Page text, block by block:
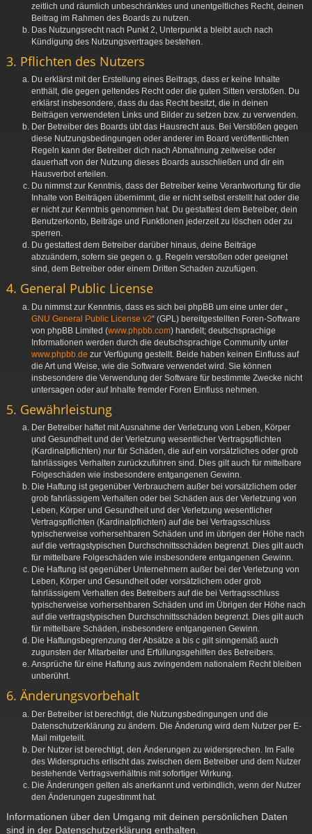
zeitlich und räumlich unbeschränktes und unentgeltliches Recht, deinen
Beitrag im Rahmen des Boards zu nutzen.
Das Nutzungsrecht nach Punkt 2, Unterpunkt a bleibt auch nach
Kündigung des Nutzungsvertrages bestehen.
3. Pflichten des Nutzers
Du erklärst mit der Erstellung eines Beitrags, dass er keine Inhalte
enthält, die gegen geltendes Recht oder die guten Sitten verstoßen. Du
erklärst insbesondere, dass du das Recht besitzt, die in deinen
Beiträgen verwendeten Links und Bilder zu setzen bzw. zu verwenden.
Der Betreiber des Boards übt das Hausrecht aus. Bei Verstößen gegen
diese Nutzungsbedingungen oder anderer im Board veröffentlichten
Regeln kann der Betreiber dich nach Abmahnung zeitweise oder
dauerhaft von der Nutzung dieses Boards ausschließen und dir ein
Hausverbot erteilen.
Du nimmst zur Kenntnis, dass der Betreiber keine Verantwortung für die
Inhalte von Beiträgen übernimmt, die er nicht selbst erstellt hat oder die
er nicht zur Kenntnis genommen hat. Du gestattest dem Betreiber, dein
Benutzerkonto, Beiträge und Funktionen jederzeit zu löschen oder zu
sperren.
Du gestattest dem Betreiber darüber hinaus, deine Beiträge
abzuändern, sofern sie gegen o. g. Regeln verstoßen oder geeignet
sind, dem Betreiber oder einem Dritten Schaden zuzufügen.
4. General Public License
Du nimmst zur Kenntnis, dass es sich bei phpBB um eine unter der „
GNU General Public License v2“ (GPL) bereitgestellten Foren-Software
von phpBB Limited (www.phpbb.com) handelt; deutschsprachige
Informationen werden durch die deutschsprachige Community unter
www.phpbb.de zur Verfügung gestellt. Beide haben keinen Einfluss auf
die Art und Weise, wie die Software verwendet wird. Sie können
insbesondere die Verwendung der Software für bestimmte Zwecke nicht
untersagen oder auf Inhalte fremder Foren Einfluss nehmen.
5. Gewährleistung
Der Betreiber haftet mit Ausnahme der Verletzung von Leben, Körper
und Gesundheit und der Verletzung wesentlicher Vertragspflichten
(Kardinalpflichten) nur für Schäden, die auf ein vorsätzliches oder grob
fahrlässiges Verhalten zurückzuführen sind. Dies gilt auch für mittelbare
Folgeschäden wie insbesondere entgangenen Gewinn.
Die Haftung ist gegenüber Verbrauchern außer bei vorsätzlichem oder
grob fahrlässigem Verhalten oder bei Schäden aus der Verletzung von
Leben, Körper und Gesundheit und der Verletzung wesentlicher
Vertragspflichten (Kardinalpflichten) auf die bei Vertragsschluss
typischerweise vorhersehbaren Schäden und im übrigen der Höhe nach
auf die vertragstypischen Durchschnittsschäden begrenzt. Dies gilt auch
für mittelbare Folgeschäden wie insbesondere entgangenen Gewinn.
Die Haftung ist gegenüber Unternehmern außer bei der Verletzung von
Leben, Körper und Gesundheit oder vorsätzlichem oder grob
fahrlässigem Verhalten des Betreibers auf die bei Vertragsschluss
typischerweise vorhersehbaren Schäden und im Übrigen der Höhe nach
auf die vertragstypischen Durchschnittsschäden begrenzt. Dies gilt auch
für mittelbare Schäden, insbesondere entgangenen Gewinn.
Die Haftungsbegrenzung der Absätze a bis c gilt sinngemäß auch
zugunsten der Mitarbeiter und Erfüllungsgehilfen des Betreibers.
Ansprüche für eine Haftung aus zwingendem nationalem Recht bleiben
unberührt.
6. Änderungsvorbehalt
Der Betreiber ist berechtigt, die Nutzungsbedingungen und die
Datenschutzerklärung zu ändern. Die Änderung wird dem Nutzer per E-
Mail mitgeteilt.
Der Nutzer ist berechtigt, den Änderungen zu widersprechen. Im Falle
des Widerspruchs erlischt das zwischen dem Betreiber und dem Nutzer
bestehende Vertragsverhältnis mit sofortiger Wirkung.
Die Änderungen gelten als anerkannt und verbindlich, wenn der Nutzer
den Änderungen zugestimmt hat.
Informationen über den Umgang mit deinen persönlichen Daten
sind in der Datenschutzerklärung enthalten.